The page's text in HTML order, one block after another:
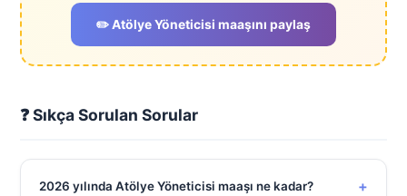
✏️ Atölye Yöneticisi maaşını paylaş
❓ Sıkça Sorulan Sorular
2026 yılında Atölye Yöneticisi maaşı ne kadar? +